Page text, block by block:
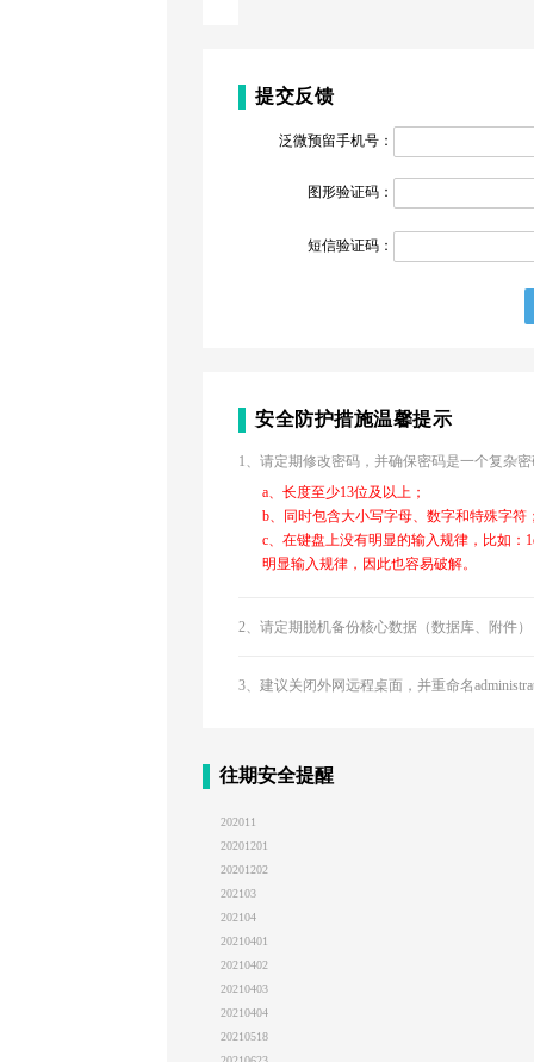
提交反馈
泛微预留手机号：
图形验证码：
短信验证码：
安全防护措施温馨提示
1、请定期修改密码，并确保密码是一个复杂
a、长度至少13位及以上；
b、同时包含大小写字母、数字和特殊字符
c、在键盘上没有明显的输入规律，比如：
明显输入规律，因此也容易破解。
2、请定期脱机备份核心数据（数据库、附件
3、建议关闭外网远程桌面，并重命名
往期安全提醒
202011
20201201
20201202
202103
202104
20210401
20210402
20210403
20210404
20210518